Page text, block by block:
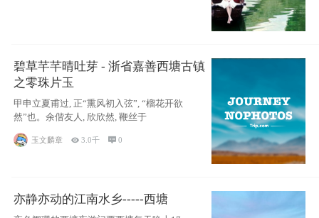
碧草芊芊晴吐芽 - 浙省嘉善西塘古镇
之零珠片玉
甲申立夏甫过, 正“熏风初入弦”, “榴花开欲
然”也。余偕友人, 欣欣然, 鞭丝于
玉文麟章  3.0千 0
亦静亦动的江南水乡-----西塘